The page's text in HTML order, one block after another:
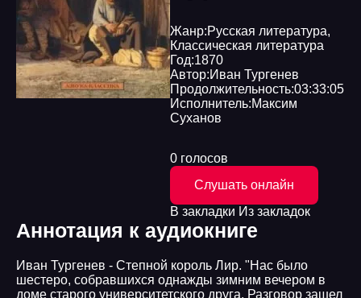
Жанр:Русская литература,
Классическая литература
Год:1870
Автор:Иван Тургенев
Продолжительность:03:33:05
Исполнитель:Максим
Суханов
0 голосов
Слушать онлайн
В закладки Из закладок
Аннотация к аудиокниге
Иван Тургенев - Степной король Лир. "Нас было
шестеро, собравшихся однажды зимним вечером в
доме старого университетского друга. Разговор зашел